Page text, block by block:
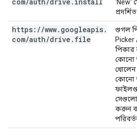
'New'
https: //www. googleapis.
com/auth/drive . file
গুগল
Picker
পিকার
কোনো
খোলেন
কোনো
করুন